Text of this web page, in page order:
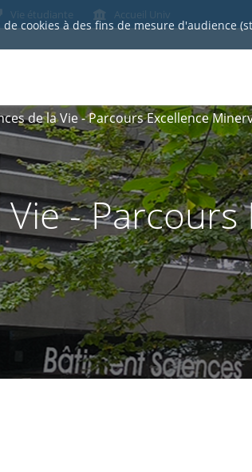
cookies à des fins de mesure d'audience
Vie étudiante Accueil Univ
de la Vie - Parcours Excellence
- Parcours